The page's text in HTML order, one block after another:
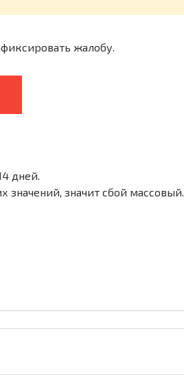
жалобу.
дней.
значит сбой массовый.